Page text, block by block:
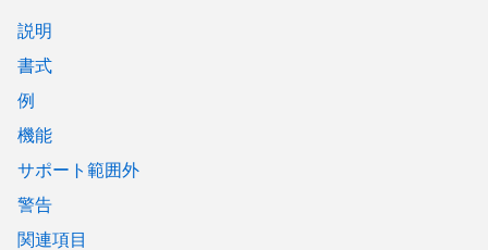
説明
書式
例
機能
サポート範囲外
警告
関連項目